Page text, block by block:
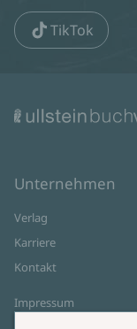
TikTok
Unternehmen
Verlag
Karriere
Kontakt
Impressum